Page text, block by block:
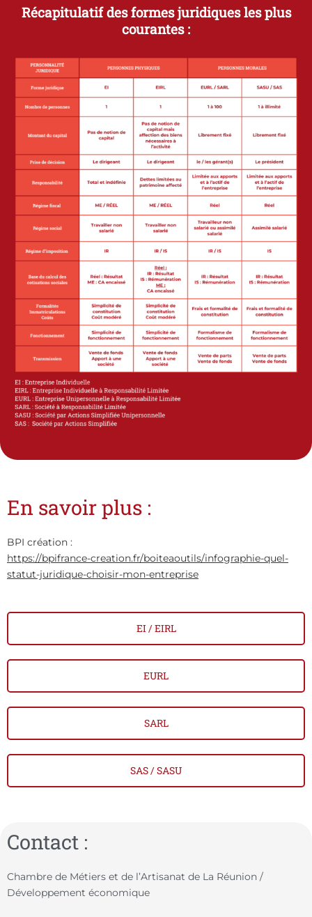
Récapitulatif des formes juridiques les plus
courantes :
En savoir plus :
BPI création :
https://bpifrance-creation.fr/boiteaoutils/infographie-quel-
statut-juridique-choisir-mon-entreprise
EI / EIRL
EURL
SARL
SAS / SASU
Contact :
Chambre de Métiers et de l’Artisanat de La Réunion /
Développement économique